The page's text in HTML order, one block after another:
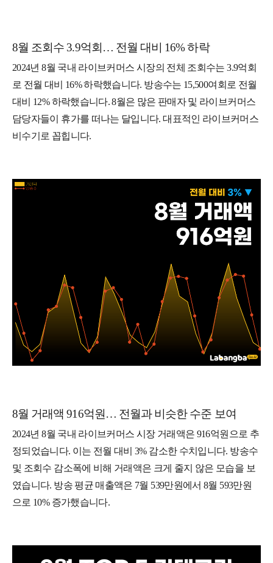
8월 조회수 3.9억회… 전월 대비 16% 하락
2024년 8월 국내 라이브커머스 시장의 전체 조회수는 3.9억회
로 전월 대비 16% 하락했습니다. 방송수는 15,500여회로 전월
대비 12% 하락했습니다. 8월은 많은 판매자 및 라이브커머스
담당자들이 휴가를 떠나는 달입니다. 대표적인 라이브커머스
비수기로 꼽힙니다.
8월 거래액 916억원… 전월과 비슷한 수준 보여
2024년 8월 국내 라이브커머스 시장 거래액은 916억원으로 추
정되었습니다. 이는 전월 대비 3% 감소한 수치입니다. 방송수
및 조회수 감소폭에 비해 거래액은 크게 줄지 않은 모습을 보
였습니다. 방송 평균 매출액은 7월 539만원에서 8월 593만원
으로 10% 증가했습니다.